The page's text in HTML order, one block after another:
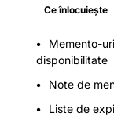
Ce înlocuiește
Memento-
disponibilitate
Note de
Liste de